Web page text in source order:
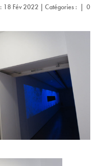
18 Fév 2022 | Catégories : | 0